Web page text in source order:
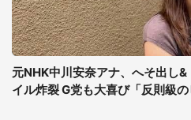
元NHK中川安奈アナ、へそ出し
イル炸裂 G党も大喜び「反則級の